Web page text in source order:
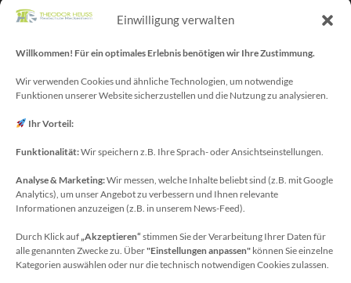
Einwilligung verwalten
Willkommen! Für ein optimales Erlebnis benötigen wir Ihre Zustimmung.
Wir verwenden Cookies und ähnliche Technologien, um notwendige
Funktionen unserer Website sicherzustellen und die Nutzung zu analysieren.
Ihr Vorteil:
Funktionalität:Wir speichern z.B. Ihre Sprach- oder Ansichtseinstellungen.
Analyse & Marketing:Wir messen, welche Inhalte beliebt sind (z.B. mit Google
Analytics), um unser Angebot zu verbessern und Ihnen relevante
Informationen anzuzeigen (z.B. in unserem News-Feed).
Durch Klick auf „Akzeptieren“ stimmen Sie der Verarbeitung Ihrer Daten für
alle genannten Zwecke zu. Über"Einstellungen anpassen" können Sie einzelne
Kategorien auswählen oder nur die technisch notwendigen Cookies zulassen.
Stellvertr. Schulleiter: Herr Kelubia Ekoemeye
Webmaster/SV-Blog: Herr Maurice Gangl
E-Mail: webmaster[at]meckenheim-thr.de
MINT-Blog: Herr Christoph Köchling
E-Mail: koechling[at]meckenheim-thr.de
Datenschutzbeauftragter
Sie erreichen unseren Datenschutzbeauftragten
unter:
Wolfgang Dax-Rommswinkel